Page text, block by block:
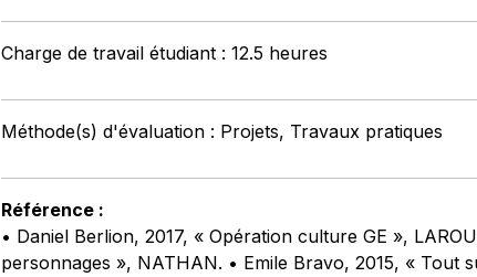
Charge de travail étudiant : 12.5 heures
Méthode(s) d'évaluation : Projets, Travaux pratiques
Référence :
• Daniel Berlion, 2017, « Opération culture GE »,
personnages », NATHAN. • Emile Bravo, 2015, « Tout